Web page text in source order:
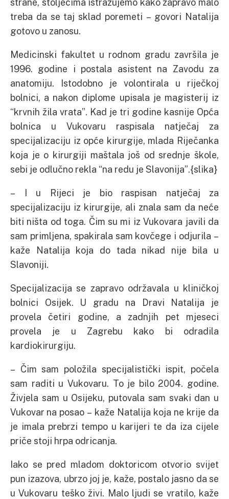
treba da se taj sklad poremeti – govori Natalija
gotovo u zanosu.
Medicinski fakultet u rodnom gradu završila je
1996. godine i postala asistent na Zavodu za
anatomiju. Istodobno je volontirala u riječkoj
bolnici, a nakon diplome upisala je magisterij iz
“krvnih žila vrata”. Kad je tri godine kasnije Opća
bolnica u Vukovaru raspisala natječaj za
specijalizaciju iz opće kirurgije, mlada Riječanka
koja je o kirurgiji maštala još od srednje škole,
sebi je odlučno rekla “na redu je Slavonija”.{slika}
– I u Rijeci je bio raspisan natječaj za
specijalizaciju iz kirurgije, ali znala sam da neće
biti ništa od toga. Čim su mi iz Vukovara javili da
sam primljena, spakirala sam kovčege i odjurila –
kaže Natalija koja do tada nikad nije bila u
Slavoniji.
Specijalizacija se zapravo održavala u kliničkoj
bolnici Osijek. U gradu na Dravi Natalija je
provela četiri godine, a zadnjih pet mjeseci
provela je u Zagrebu kako bi odradila
kardiokirurgiju.
– Čim sam položila specijalistički ispit, počela
sam raditi u Vukovaru. To je bilo 2004. godine.
Živjela sam u Osijeku, putovala sam svaki dan u
Vukovar na posao – kaže Natalija koja ne krije da
je imala prebrzi tempo u karijeri te da iza cijele
priče stoji hrpa odricanja.
Iako se pred mladom doktoricom otvorio svijet
pun izazova, ubrzo joj je, kaže, postalo jasno da se
u Vukovaru teško živi. Malo ljudi se vratilo, kaže